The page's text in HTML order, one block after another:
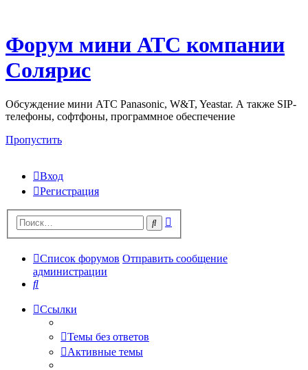
Форум мини АТС компании
Солярис
Обсуждение мини АТС Panasonic, W&T, Yeastar. А также SIP-
телефоны, софтфоны, программное обеспечение
Пропустить
Вход
Регистрация
Поиск
Список форумов Отправить сообщение
администрации
Поиск
Ссылки
Темы без ответов
Активные темы